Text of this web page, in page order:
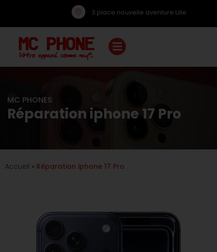
3 place nouvelle aventure Lille
MC PHONES
Réparation iphone 17 Pro
Accueil » Réparation iphone 17 Pro